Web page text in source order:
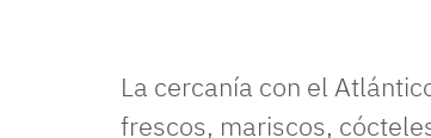
La cercanía con el
frescos, mariscos,